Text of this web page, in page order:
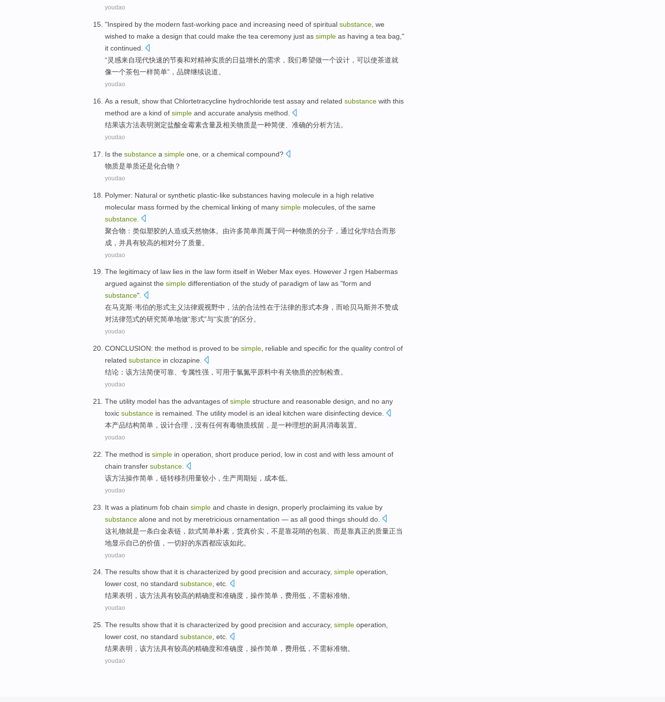
youdao
"Inspired by the modern fast-working pace and increasing need of spiritual substance we
wished to make a design that could make the tea ceremony just as simple as having a tea bag ,"
it continued
“灵感来自现代快速的节奏和对精神实质的日益增长的需求 ， 我们希望做一个设计 ， 可以使茶道就
像一个茶包一样简单”，品牌继续说道。
youdao
As a result show that Chlortetracycline hydrochloride test assay and related substance with this
method are a kind of simple and accurate analysis method.
结果该方法表明测定盐酸金霉素含量及相关物质是一种简便 准确的分析方法。
youdao
Is the substance a simple one, or a chemical compound?
物质是单质还是化合物 ？
youdao
Polymer: Natural or synthetic plastic-like substances having molecule in a high relative
molecular mass formed by the chemical linking of many simple molecules of the same
substance
聚合物 ：类似塑胶的 人造或天然物体。由许多简单而属于同一种物质的分子 ， 通过化学结合而形
成 ，并具有较高的相对分了 质量。
youdao
The legitimacy of law lies in the law form itself in Weber Max eyes. However J rgen Habermas
argued against the simple differentiation of the study of paradigm of law as "form and
substance".
在马克斯·韦伯的形式主义法律观视野中 ， 法的合法性在于法律的形式本身 ， 而哈贝马斯并不赞成
对法律范式的研究简单地做“形式”与“实质”的区分。
youdao
CONCLUSION: the method is proved to be simple reliable and specific for the quality control of
related substance in clozapine
结论 ： 该方法简便可靠 、专属性强，可用于氯氮平原料中有关物质的控制检查。
youdao
The utility model has the advantages of simple structure and reasonable design , and no any
toxic substance is remained . The utility model is an ideal kitchen ware disinfecting device
本产品结构简单 ， 设计合理 ， 没有任何有毒物质残留 ， 是一种理想的厨具消毒装置。
youdao
The method is simple in operation short produce period low in cost and with less amount of
chain transfer substance
该方法操作简单 ， 链转移剂用量较小 ， 生产周期短 ， 成本低。
youdao
It was a platinum fob chain simple and chaste in design, properly proclaiming its value by
substance alone and not by meretricious ornamentation — as all good things should do
这礼物就是一条白金表链 ，款式简单朴素 ，货真价实， 不是靠花哨的包装、而是靠真正的质量正当
地显示自己的价值 ， 一切好的东西都应该如此。
youdao
The results show that it is characterized by good precision and accuracy, simple operation,
lower cost, no standard substance, etc.
结果表明 ， 该方法具有较高的精确度和准确度 ， 操作简单 ， 费用低 ， 不需标准物。
youdao
The results show that it is characterized by good precision and accuracy, simple operation
lower cost no standard substance , etc.
结果表明 ， 该方法具有较高的精确度和准确度 ， 操作简单 ， 费用低 ， 不需标准物。
youdao